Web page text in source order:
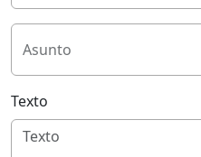
Asunto
Texto